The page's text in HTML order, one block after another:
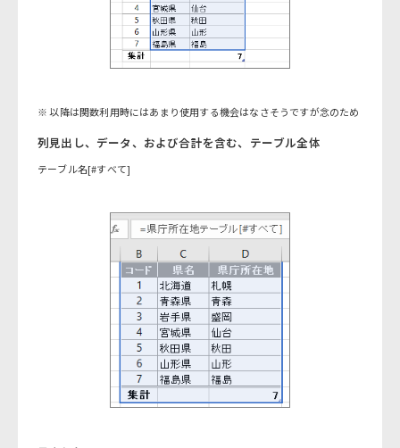
※ 以降は関数利用時にはあまり使用する機会はなさそうですが念のため
列見出し、データ、および合計を含む、テーブル全体
テーブル名[#すべて]